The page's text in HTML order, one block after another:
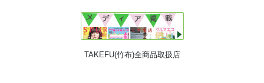
TAKEFU(竹布)全商品取扱店